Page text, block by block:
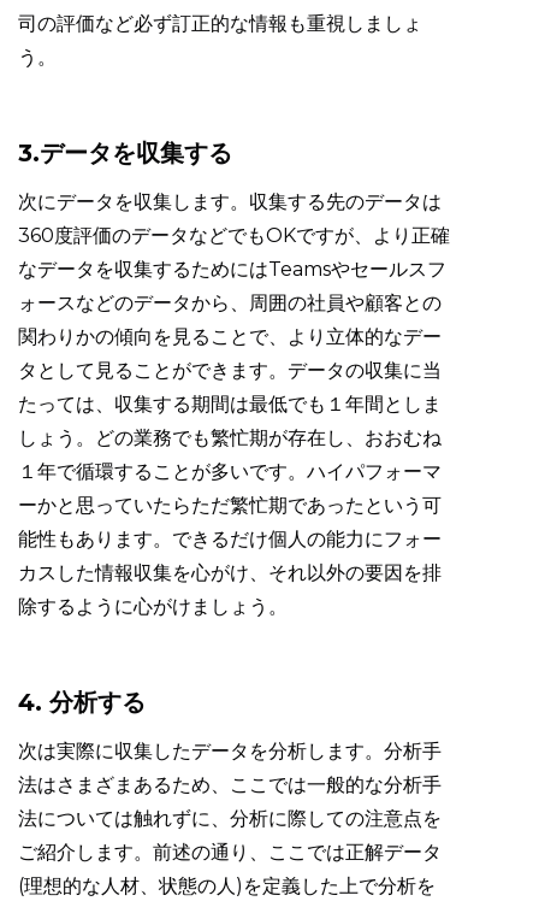
司の評価など必ず訂正的な情報も重視しましょ
う。
3.データを収集する
次にデータを収集します。収集する先のデータは
360度評価のデータなどでもOKですが、より正確
なデータを収集するためにはTeamsやセールスフ
ォースなどのデータから、周囲の社員や顧客との
関わりかの傾向を見ることで、より立体的なデー
タとして見ることができます。データの収集に当
たっては、収集する期間は最低でも１年間としま
しょう。どの業務でも繁忙期が存在し、おおむね
１年で循環することが多いです。ハイパフォーマ
ーかと思っていたらただ繁忙期であったという可
能性もあります。できるだけ個人の能力にフォー
カスした情報収集を心がけ、それ以外の要因を排
除するように心がけましょう。
4. 分析する
次は実際に収集したデータを分析します。分析手
法はさまざまあるため、ここでは一般的な分析手
法については触れずに、分析に際しての注意点を
ご紹介します。前述の通り、ここでは正解データ
(理想的な人材、状態の人)を定義した上で分析を